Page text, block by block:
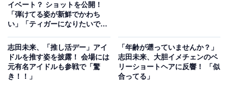
イベート？ ショットを公開！
「弾けてる姿が新鮮でかわち
い」「ティガーになりたいで
志田未来、「推し活デー」アイ
ドルを推す姿を披露！ 会場には
元有名アイドルも参戦で「驚
き！！」
「年齢が遡っていませんか？」
志田未来、大胆イメチェンのベ
リーショートヘアに反響！ 「似
合ってる」